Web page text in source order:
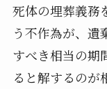
死体の埋葬義務
う不作為が、 遺
すべき相当の期
ると解するのが